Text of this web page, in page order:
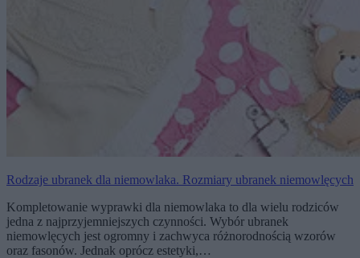
Rodzaje ubranek dla niemowlaka. Rozmiary ubranek niemowlęcych
Kompletowanie wyprawki dla niemowlaka to dla wielu rodziców
jedna z najprzyjemniejszych czynności. Wybór ubranek
niemowlęcych jest ogromny i zachwyca różnorodnością wzorów
oraz fasonów. Jednak oprócz estetyki,…